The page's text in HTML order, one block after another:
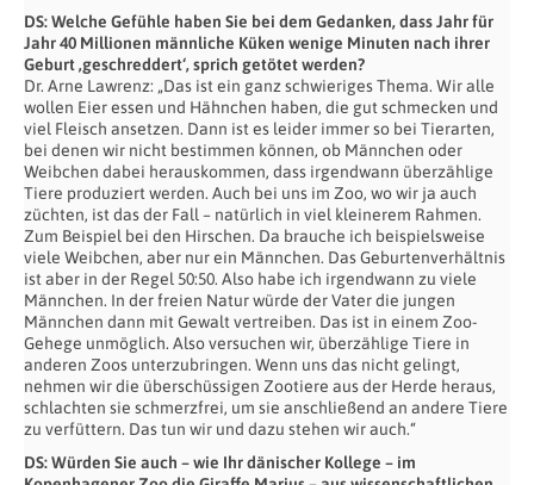
DS: Welche Gefühle haben Sie bei dem Gedanken, dass Jahr für
Jahr 40 Millionen männliche Küken wenige Minuten nach ihrer
Geburt ‚geschreddert‘, sprich getötet werden?
Dr. Arne Lawrenz: „Das ist ein ganz schwieriges Thema. Wir alle
wollen Eier essen und Hähnchen haben, die gut schmecken und
viel Fleisch ansetzen. Dann ist es leider immer so bei Tierarten,
bei denen wir nicht bestimmen können, ob Männchen oder
Weibchen dabei herauskommen, dass irgendwann überzählige
Tiere produziert werden. Auch bei uns im Zoo, wo wir ja auch
züchten, ist das der Fall – natürlich in viel kleinerem Rahmen.
Zum Beispiel bei den Hirschen. Da brauche ich beispielsweise
viele Weibchen, aber nur ein Männchen. Das Geburtenverhältnis
ist aber in der Regel 50:50. Also habe ich irgendwann zu viele
Männchen. In der freien Natur würde der Vater die jungen
Männchen dann mit Gewalt vertreiben. Das ist in einem Zoo-
Gehege unmöglich. Also versuchen wir, überzählige Tiere in
anderen Zoos unterzubringen. Wenn uns das nicht gelingt,
nehmen wir die überschüssigen Zootiere aus der Herde heraus,
schlachten sie schmerzfrei, um sie anschließend an andere Tiere
zu verfüttern. Das tun wir und dazu stehen wir auch.“
DS: Würden Sie auch – wie Ihr dänischer Kollege – im